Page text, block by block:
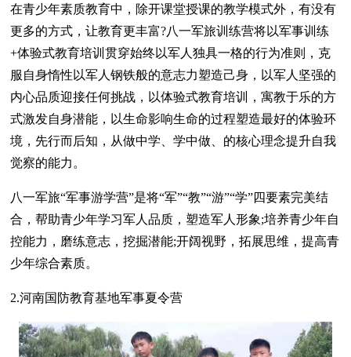
在青少年素质教育中，除开课堂授课的教学模式外，有没有
更多的方式，让教育更丰富?八一军旅训练营将以军事训练
+体验式教育培训贯穿始终以军人独具一格的行为准则，克
服自身惰性以军人钢铁般的意志力塑造己身，以军人坚强的
内心品质迎接任何挑战，以体验式教育培训，寓教于乐的方
式激发自身潜能，以生命影响生命的过程塑造最好的体验环
境，先行而后知，从做中学、学中做、的核心理念提升自我
觉察的能力。
八一军旅“军事游学营”是将“军”“教”“游”“学”四要素完美结
合，帮助青少年学习军人品质，塑造军人形象;培养青少年自
控能力，磨练意志，挖掘潜能;开阔视野，拓展思维，提高青
少年综合素质。
2.河南国防教育基地军事夏令营